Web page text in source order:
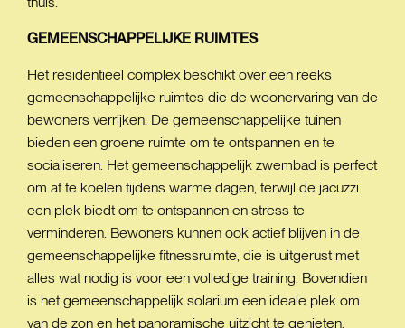
GEMEENSCHAPPELIJKE RUIMTES
Het residentieel complex beschikt over een reeks
gemeenschappelijke ruimtes die de woonervaring van de
bewoners verrijken. De gemeenschappelijke tuinen
bieden een groene ruimte om te ontspannen en te
socialiseren. Het gemeenschappelijk zwembad is perfect
om af te koelen tijdens warme dagen, terwijl de jacuzzi
een plek biedt om te ontspannen en stress te
verminderen. Bewoners kunnen ook actief blijven in de
gemeenschappelijke fitnessruimte, die is uitgerust met
alles wat nodig is voor een volledige training. Bovendien
is het gemeenschappelijk solarium een ideale plek om
van de zon en het panoramische uitzicht te genieten.